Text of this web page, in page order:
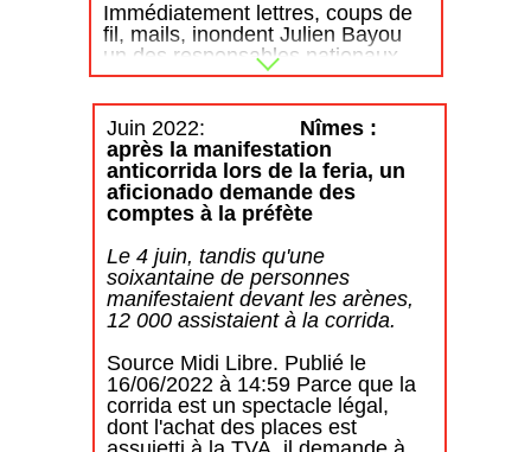
Juin 2022:
Nîmes :
après la manifestation
anticorrida lors de la feria, un
aficionado demande des
comptes à la préfète
Le 4 juin, tandis qu'une
soixantaine de personnes
manifestaient devant les arènes,
12 000 assistaient à la corrida.
Source Midi Libre. Publié le
16/06/2022 à 14:59 Parce que la
corrida est un spectacle légal,
dont l'achat des places est
Immédiatement lettres, coups de
fil, mails, inondent Julien Bayou
un des responsables nationaux
des investitures écologiques pour
le retrait de la candidature de
Cadène… celui-ci sait
certainement le rôle écologique
tenu par les élevages de taureaux
de combat : des milliers
d’hectares de terres préservant la
bio-diversité au profit de la faune,
de la flore… Comme tout bon
Gardois et Occitan, il sait aussi
qu’il faut préserver cette tradition
légale la Tauromachie, une
tradition culturelle qui n’opprime,
ni mutile des enfants, des femmes
ou des hommes. Il y a peu
d’années les anti-corridas d’Agde
– qui sévissent aussi à Béziers -
ayant appris qu’un des